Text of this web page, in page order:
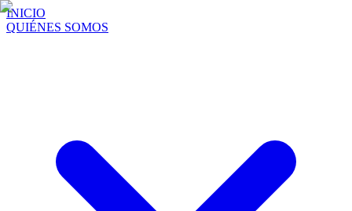
INICIO
QUIÉNES SOMOS